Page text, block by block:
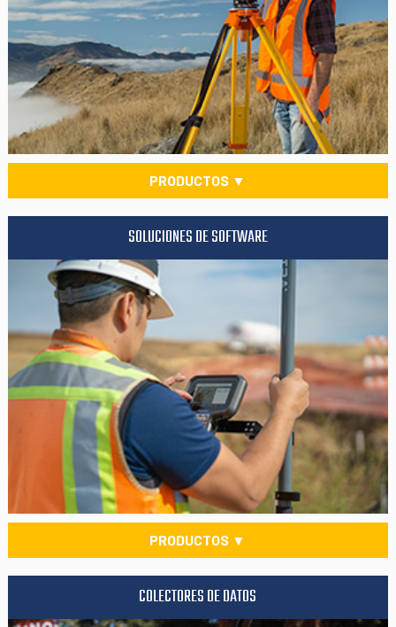
PRODUCTOS ▼
SOLUCIONES DE SOFTWARE
PRODUCTOS ▼
COLECTORES DE DATOS